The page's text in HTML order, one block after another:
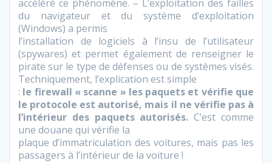
accéléré ce phénomène. – L’exploitation des failles
du navigateur et du système d’exploitation
(Windows) a permis
l’installation de logiciels à l’insu de l’utilisateur
(spywares) et permet également de renseigner le
pirate sur le type de défenses ou de systèmes visés.
Techniquement, l’explication est simple
: le firewall « scanne » les paquets et vérifie que
le protocole est autorisé, mais il ne vérifie pas à
l’intérieur des paquets autorisés. C’est comme
une douane qui vérifie la
plaque d’immatriculation des voitures, mais pas les
passagers à l’intérieur de la voiture !